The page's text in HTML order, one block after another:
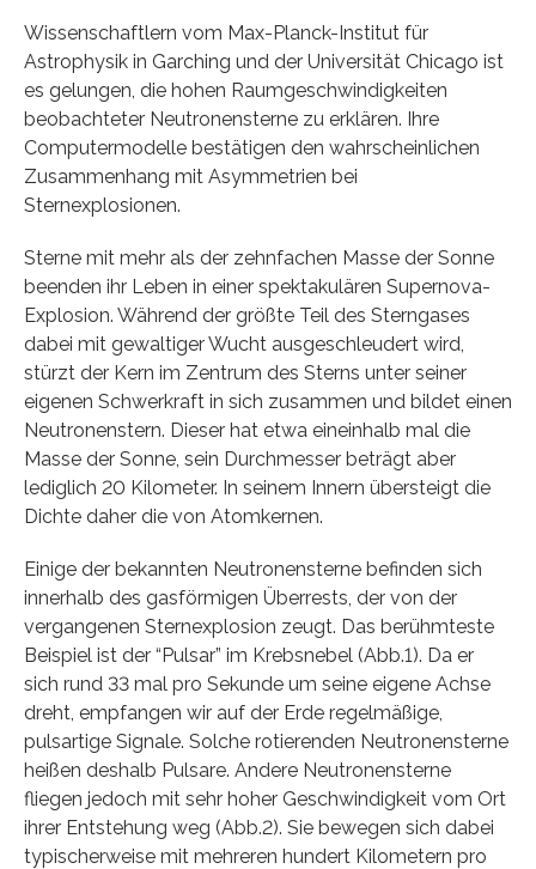
Wissenschaftlern vom Max-Planck-Institut für
Astrophysik in Garching und der Universität Chicago ist
es gelungen, die hohen Raumgeschwindigkeiten
beobachteter Neutronensterne zu erklären. Ihre
Computermodelle bestätigen den wahrscheinlichen
Zusammenhang mit Asymmetrien bei
Sternexplosionen.
Sterne mit mehr als der zehnfachen Masse der Sonne
beenden ihr Leben in einer spektakulären Supernova-
Explosion. Während der größte Teil des Sterngases
dabei mit gewaltiger Wucht ausgeschleudert wird,
stürzt der Kern im Zentrum des Sterns unter seiner
eigenen Schwerkraft in sich zusammen und bildet einen
Neutronenstern. Dieser hat etwa eineinhalb mal die
Masse der Sonne, sein Durchmesser beträgt aber
lediglich 20 Kilometer. In seinem Innern übersteigt die
Dichte daher die von Atomkernen.
Einige der bekannten Neutronensterne befinden sich
innerhalb des gasförmigen Überrests, der von der
vergangenen Sternexplosion zeugt. Das berühmteste
Beispiel ist der “Pulsar” im Krebsnebel (Abb.1). Da er
sich rund 33 mal pro Sekunde um seine eigene Achse
dreht, empfangen wir auf der Erde regelmäßige,
pulsartige Signale. Solche rotierenden Neutronensterne
heißen deshalb Pulsare. Andere Neutronensterne
fliegen jedoch mit sehr hoher Geschwindigkeit vom Ort
ihrer Entstehung weg (Abb.2). Sie bewegen sich dabei
typischerweise mit mehreren hundert Kilometern pro